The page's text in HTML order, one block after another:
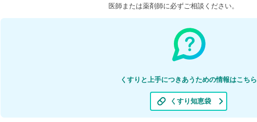
医師または薬剤師に必ずご相談ください。
くすりと上手につきあうための情報はこちら
くすり知恵袋